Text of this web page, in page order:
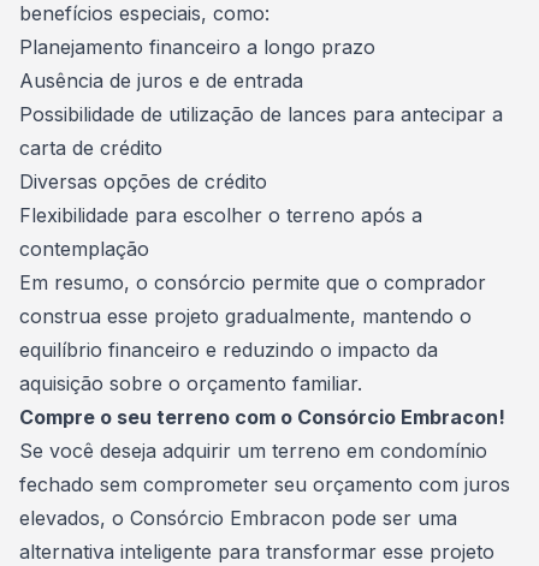
benefícios especiais, como:
Planejamento financeiro a longo prazo
Ausência de juros e de entrada
Possibilidade de utilização de lances para antecipar a
carta de crédito
Diversas opções de crédito
Flexibilidade para escolher o terreno após a
contemplação
Em resumo, o consórcio permite que o comprador
construa esse projeto gradualmente, mantendo o
equilíbrio financeiro e reduzindo o impacto da
aquisição sobre o orçamento familiar.
Compre o seu terreno com o Consórcio Embracon!
Se você deseja adquirir um terreno em condomínio
fechado sem comprometer seu orçamento com juros
elevados, o Consórcio Embracon pode ser uma
alternativa inteligente para transformar esse projeto